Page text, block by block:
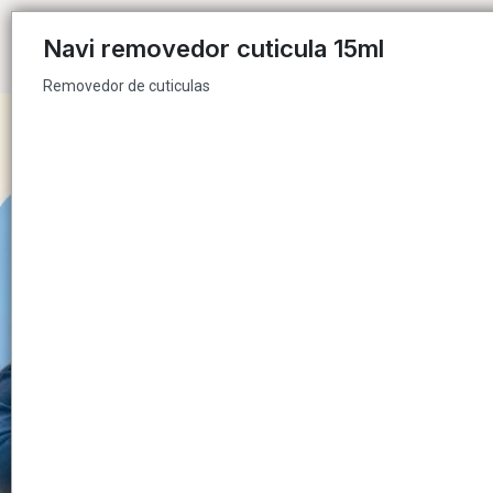
Removedor de cuticulas
Navi removedor cuticula 15ml
Removedor de cuticulas